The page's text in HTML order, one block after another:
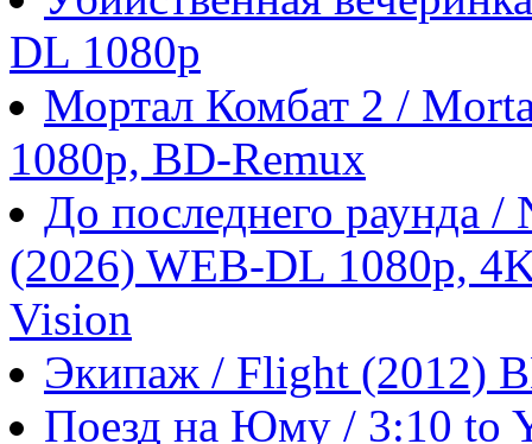
DL 1080p
Мортал Комбат 2 /
1080p, BD-Remux
До последнего раунда
(2026) WEB-DL 1080p,
Vision
Экипаж / Flight (2012)
Поезд на Юму / 3:10 to